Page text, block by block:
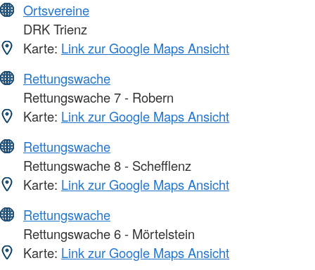
Ortsvereine
DRK Trienz
Karte: Link zur Google Maps Ansicht
Rettungswache
Rettungswache 7 - Robern
Karte: Link zur Google Maps Ansicht
Rettungswache
Rettungswache 8 - Schefflenz
Karte: Link zur Google Maps Ansicht
Rettungswache
Rettungswache 6 - Mörtelstein
Karte: Link zur Google Maps Ansicht